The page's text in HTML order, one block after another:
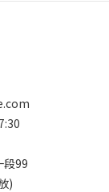
段99
)